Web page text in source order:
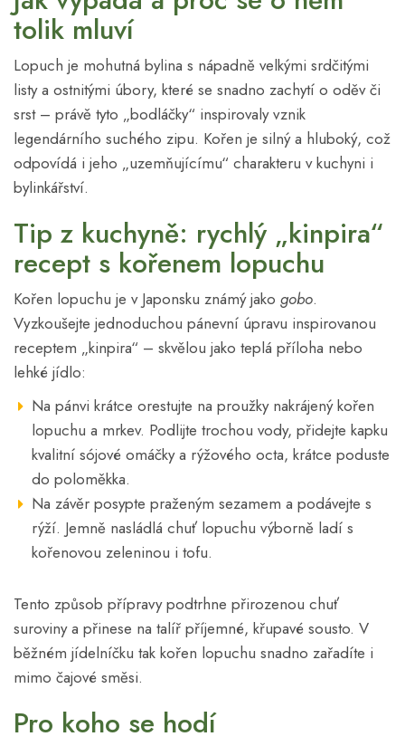
tolik mluví
Lopuch je mohutná bylina s nápadně velkými srdčitými
listy a ostnitými úbory, které se snadno zachytí o oděv či
srst – právě tyto „bodláčky“ inspirovaly vznik
legendárního suchého zipu. Kořen je silný a hluboký, což
odpovídá i jeho „uzemňujícímu“ charakteru v kuchyni i
bylinkářství.
Tip z kuchyně: rychlý „kinpira“
recept s kořenem lopuchu
Kořen lopuchu je v Japonsku známý jako gobo.
Vyzkoušejte jednoduchou pánevní úpravu inspirovanou
receptem „kinpira“ – skvělou jako teplá příloha nebo
lehké jídlo:
Na pánvi krátce orestujte na proužky nakrájený kořen
lopuchu a mrkev. Podlijte trochou vody, přidejte kapku
kvalitní sójové omáčky a rýžového octa, krátce poduste
do poloměkka.
Na závěr posypte praženým sezamem a podávejte s
rýží. Jemně nasládlá chuť lopuchu výborně ladí s
kořenovou zeleninou i tofu.
Tento způsob přípravy podtrhne přirozenou chuť
suroviny a přinese na talíř příjemné, křupavé sousto. V
běžném jídelníčku tak kořen lopuchu snadno zařadíte i
mimo čajové směsi.
Pro koho se hodí